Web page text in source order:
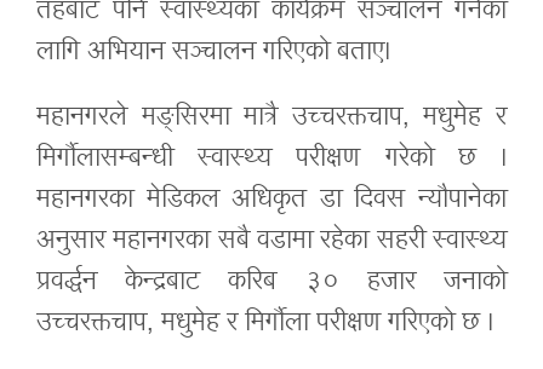
तहबाट पनि स्वास्थ्यका कार्यक्रम सञ्चालन गर्नका
लागि अभियान सञ्चालन गरिएको बताए।
महानगरले मङ्सिरमा मात्रै उच्चरक्तचाप, मधुमेह र
मिर्गौलासम्बन्धी स्वास्थ्य परीक्षण गरेको छ ।
महानगरका मेडिकल अधिकृत डा दिवस न्यौपानेका
अनुसार महानगरका सबै वडामा रहेका सहरी स्वास्थ्य
प्रवर्द्धन केन्द्रबाट करिब ३० हजार जनाको
उच्चरक्तचाप, मधुमेह र मिर्गौला परीक्षण गरिएको छ ।